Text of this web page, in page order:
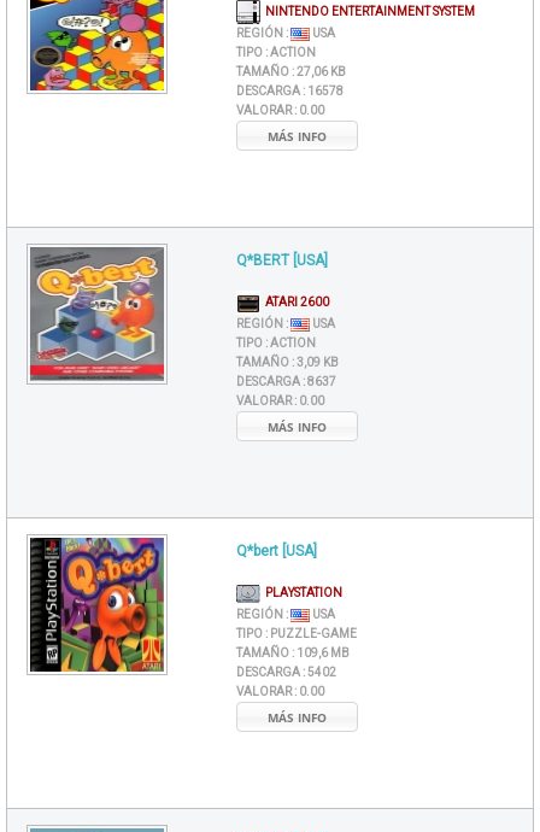
NINTENDO ENTERTAINMENT SYSTEM
REGIÓN :
USA
TIPO :ACTION
TAMAÑO :27,06 KB
DESCARGA : 16578
VALORAR : 0.00
MÁS INFO
Q*BERT [USA]
ATARI 2600
REGIÓN :
USA
TIPO :ACTION
TAMAÑO :3,09 KB
DESCARGA :8637
VALORAR : 0.00
MÁS INFO
Q*bert [USA]
PLAYSTATION
REGIÓN :
USA
TIPO : PUZZLE-GAME
TAMAÑO : 109,6 MB
DESCARGA :5402
VALORAR : 0.00
MÁS INFO